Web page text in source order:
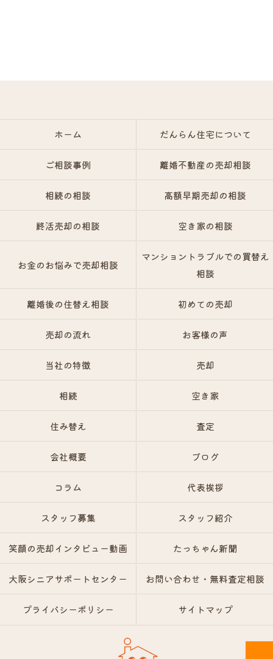
ホーム だんらん住宅について
ご相談事例 離婚不動産の売却相談
相続の相談 高額早期売却の相談
終活売却の相談 空き家の相談
お金のお悩みで売却相談
マンショントラブルでの買替え
相談
離婚後の住替え相談 初めての売却
売却の流れ お客様の声
当社の特徴 売却
相続 空き家
住み替え 査定
会社概要 ブログ
コラム 代表挨拶
スタッフ募集 スタッフ紹介
笑顔の売却インタビュー動画 たっちゃん新聞
大阪シニアサポートセンター お問い合わせ・無料査定相談
プライバシーポリシー サイトマップ